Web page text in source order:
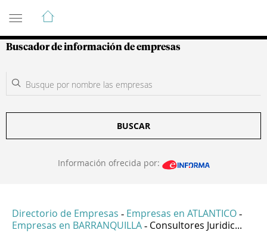
Guía de Empresas Colombianas
Buscador de información de empresas
BUSCAR
Información ofrecida por:
Directorio de Empresas - Empresas en ATLANTICO -
Empresas en BARRANQUILLA - Consultores Juridic...